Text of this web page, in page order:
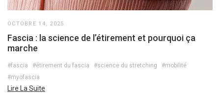
OCTOBRE 14, 2025
Fascia : la science de l’étirement et pourquoi ça
marche
#fascia #étirement du fascia #science du stretching
#mobilité
#myofascia
Lire La Suite